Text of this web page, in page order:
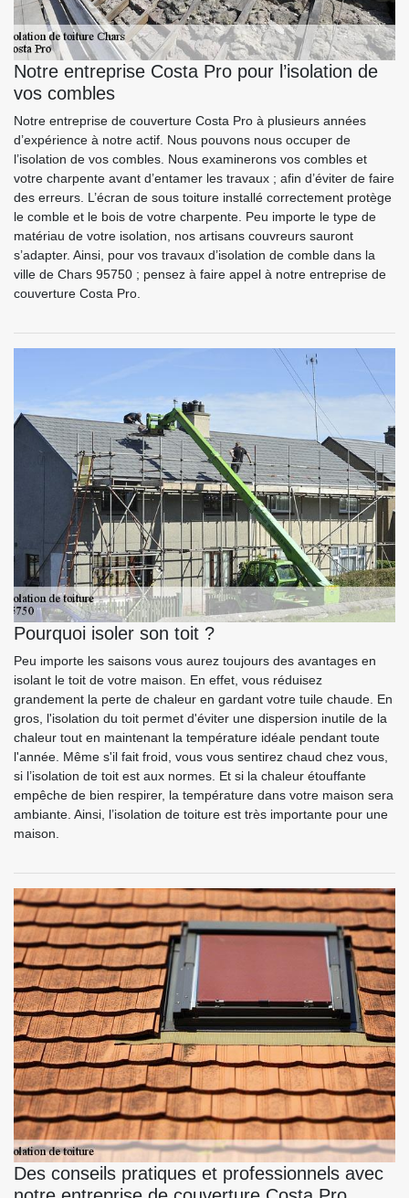
Notre entreprise Costa Pro pour l’isolation de
vos combles
Notre entreprise de couverture Costa Pro à plusieurs années
d’expérience à notre actif. Nous pouvons nous occuper de
l’isolation de vos combles. Nous examinerons vos combles et
votre charpente avant d’entamer les travaux ; afin d’éviter de faire
des erreurs. L’écran de sous toiture installé correctement protège
le comble et le bois de votre charpente. Peu importe le type de
matériau de votre isolation, nos artisans couvreurs sauront
s’adapter. Ainsi, pour vos travaux d’isolation de comble dans la
ville de Chars 95750 ; pensez à faire appel à notre entreprise de
couverture Costa Pro.
Pourquoi isoler son toit ?
Peu importe les saisons vous aurez toujours des avantages en
isolant le toit de votre maison. En effet, vous réduisez
grandement la perte de chaleur en gardant votre tuile chaude. En
gros, l'isolation du toit permet d'éviter une dispersion inutile de la
chaleur tout en maintenant la température idéale pendant toute
l'année. Même s'il fait froid, vous vous sentirez chaud chez vous,
si l’isolation de toit est aux normes. Et si la chaleur étouffante
empêche de bien respirer, la température dans votre maison sera
ambiante. Ainsi, l’isolation de toiture est très importante pour une
maison.
Des conseils pratiques et professionnels avec